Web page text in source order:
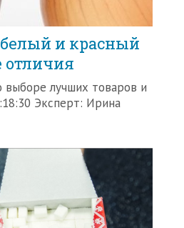
и красный
лучших товаров и
Эксперт: Ирина